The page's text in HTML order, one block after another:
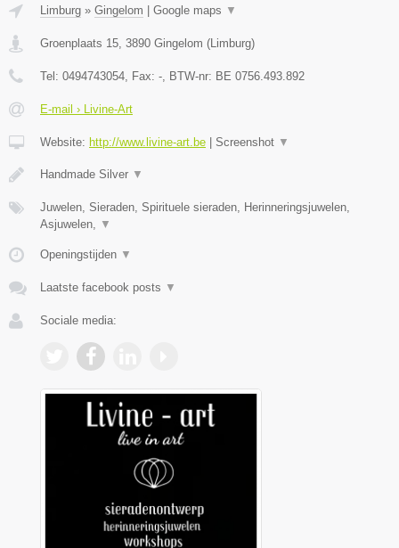
Limburg » Gingelom | Google maps ▼
Groenplaats 15 3890 Gingelom (Limburg)
Tel: 0494743054 , Fax: - , BTW-nr: BE 0756.493.892
E-mail › Livine-Art
Website: http://www.livine-art.be | Screenshot ▼
Handmade Silver ▼
Juwelen, Sieraden, Spirituele sieraden, Herinneringsjuwelen,
Asjuwelen,
▼
Openingstijden ▼
Laatste facebook posts ▼
Sociale media: